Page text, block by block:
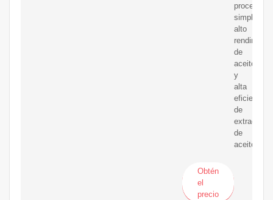
proceso
simple,
alto
de
aceite
y
alta
eficiencia
de
extracción
de
aceite.
Obtén
el
precio